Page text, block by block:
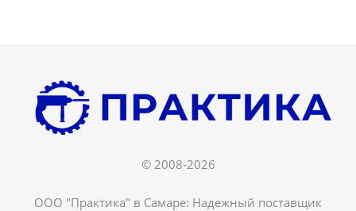
© 2008-2026
ООО "Практика" в Самаре: Надежный поставщик